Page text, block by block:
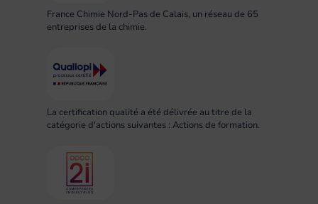
France Chimie Nord-Pas de Calais, un réseau de 65
entreprises de la chimie.
La certification qualité a été délivrée au titre de la
catégorie d'actions suivantes : Actions de formation.